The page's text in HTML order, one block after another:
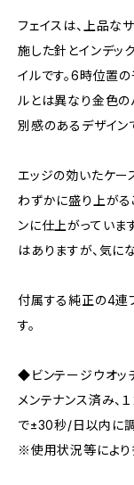
フェイスは、上品な
施した針とインデッ
イルです。6時位置の
ルとは異なり金色の
別感のあるデザイン
エッジの効いたケー
わずかに盛り上がる
ンに仕上がっていま
はありますが、気に
付属する純正の4連
す。
◆ビンテージウオッ
メンテナンス済み、
で±30秒/日以内に調
※使用状況等により